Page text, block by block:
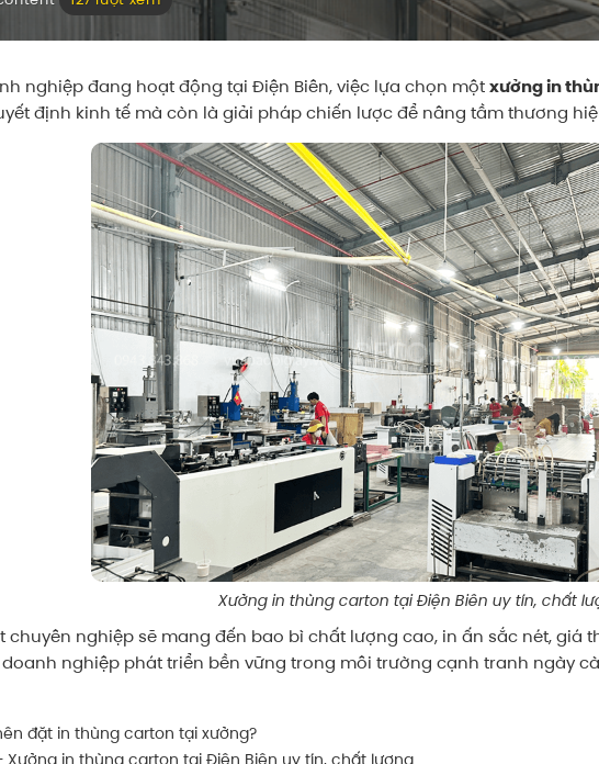
nghiệp đang hoạt động tại Điện Biên, việc lựa chọn mộtxưởng in
định kinh tế mà còn là giải pháp chiến lược để nâng tầm thương
Xưởng in thùng carton tại Điện Biên uy tín, chất
chuyên nghiệp sẽ mang đến bao bì chất lượng cao, in ấn sắc nét, giá
nghiệp phát triển bền vững trong môi trường cạnh tranh ngày
đặt in thùng carton tại xưởng?